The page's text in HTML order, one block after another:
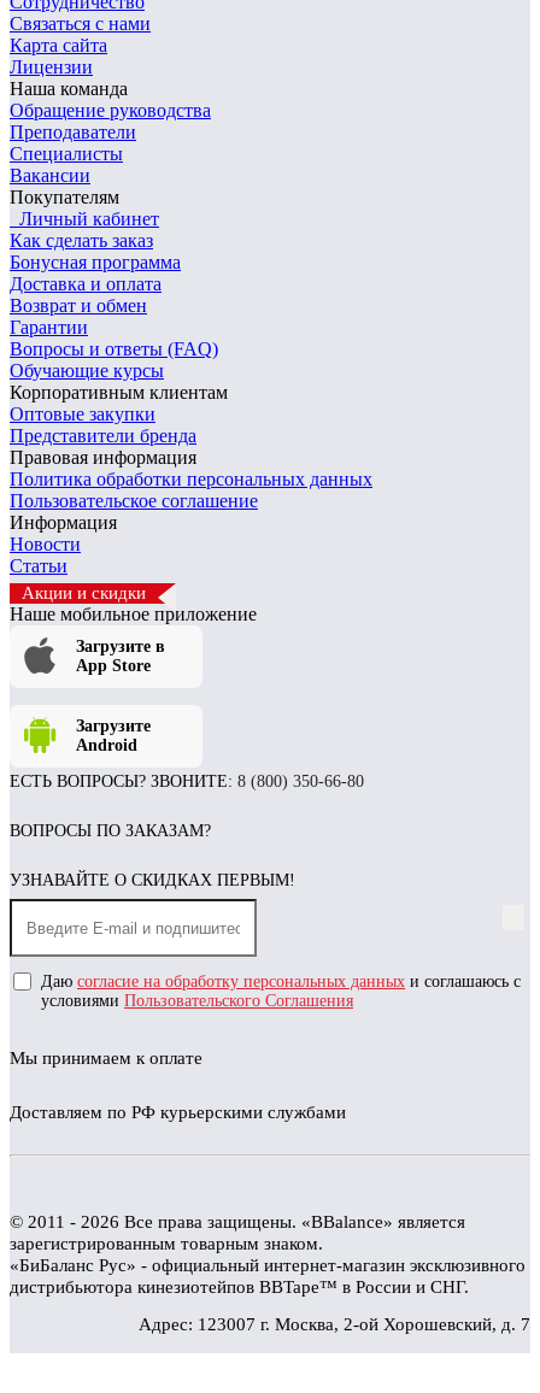
Связаться с нами
Карта сайта
Лицензии
Наша команда
Обращение руководства
Преподаватели
Специалисты
Вакансии
Покупателям
Личный кабинет
Как сделать заказ
Бонусная программа
Доставка и оплата
Возврат и обмен
Гарантии
Вопросы и ответы (FAQ)
Обучающие курсы
Корпоративным клиентам
Оптовые закупки
Представители бренда
Правовая информация
Политика обработки персональных данных
Пользовательское соглашение
Информация
Новости
Статьи
Акции и скидки
Наше мобильное приложение
Загрузите в
App Store
Загрузите
Android
ЕСТЬ ВОПРОСЫ? ЗВОНИТЕ: 8 (800) 350-66-80
ВОПРОСЫ ПО ЗАКАЗАМ?
УЗНАВАЙТЕ О СКИДКАХ ПЕРВЫМ!
Даю согласие на обработку персональных данных и соглашаюсь с
условиями Пользовательского Соглашения
Мы принимаем к оплате
Доставляем по РФ курьерскими службами
© 2011 - 2026 Все права защищены. «BBalance» является
зарегистрированным товарным знаком.
«БиБаланс Рус» - официальный интернет-магазин эксклюзивного
дистрибьютора кинезиотейпов BBTape™ в России и СНГ.
Адрес: 123007 г. Москва, 2-ой Хорошевский, д. 7